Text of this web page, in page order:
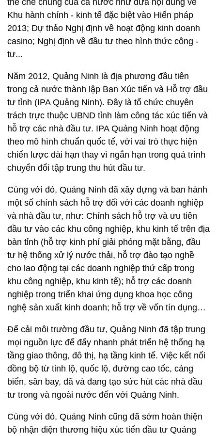
thể chế chung của cả nước như đưa nội dung về
Khu hành chính - kinh tế đặc biệt vào Hiến pháp
2013; Dự thảo Nghị định về hoạt động kinh doanh
casino; Nghị định về đầu tư theo hình thức công -
tư...
Năm 2012, Quảng Ninh là địa phương đầu tiên
trong cả nước thành lập Ban Xúc tiến và Hỗ trợ đầu
tư tỉnh (IPA Quảng Ninh). Đây là tổ chức chuyên
trách trực thuộc UBND tỉnh làm công tác xúc tiến và
hỗ trợ các nhà đầu tư. IPA Quảng Ninh hoạt động
theo mô hình chuẩn quốc tế, với vai trò thực hiện
chiến lược dài hạn thay vì ngắn hạn trong quá trình
chuyển đổi tập trung thu hút đầu tư.
Cùng với đó, Quảng Ninh đã xây dựng và ban hành
một số chính sách hỗ trợ đối với các doanh nghiệp
và nhà đầu tư, như: Chính sách hỗ trợ và ưu tiên
đầu tư vào các khu công nghiệp, khu kinh tế trên địa
bàn tỉnh (hỗ trợ kinh phí giải phóng mặt bằng, đầu
tư hệ thống xử lý nước thải, hỗ trợ đào tạo nghề
cho lao động tại các doanh nghiệp thứ cấp trong
khu công nghiệp, khu kinh tế); hỗ trợ các doanh
nghiệp trong triển khai ứng dụng khoa học công
nghệ sản xuất kinh doanh; hỗ trợ về vốn tín dụng…
Để cải môi trường đầu tư, Quảng Ninh đã tập trung
mọi nguồn lực để đẩy nhanh phát triển hệ thống hạ
tầng giao thông, đô thị, hạ tầng kinh tế. Việc kết nối
đồng bộ từ tỉnh lộ, quốc lộ, đường cao tốc, cảng
biển, sân bay, đã và đang tạo sức hút các nhà đầu
tư trong và ngoài nước đến với Quảng Ninh.
Cùng với đó, Quảng Ninh cũng đã sớm hoàn thiện
bộ nhận diện thương hiệu xúc tiến đầu tư Quảng